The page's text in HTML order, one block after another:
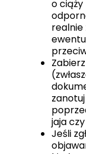
o ciąży
realnie
jaja
Jeśli